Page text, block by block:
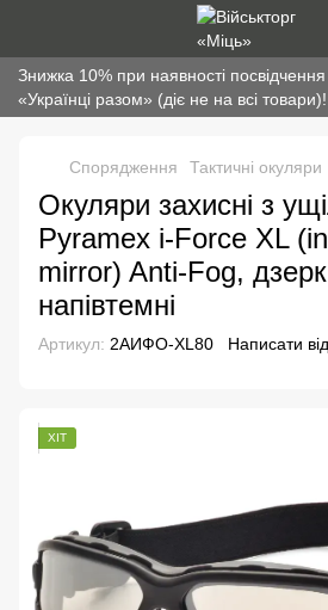
Знижка 10% при наявності
«Українці разом» (діє не на всі товари)!
Спорядження Тактичні окуляри
Окуляри захисні з
Pyramex i-Force XL
mirror) Anti-Fog,
напівтемні
Артикул: 2АИФО-XL80 Написати
ХІТ